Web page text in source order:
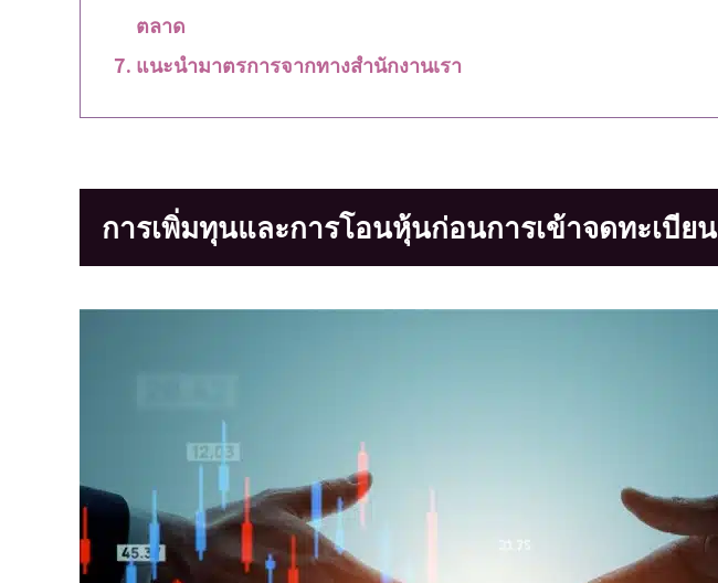
ตลาด
แนะนำมาตรการจากทางสำนักงานเรา
การเพิ่มทุนและการโอนหุ้นก่อนการเข้าจดทะเบียน